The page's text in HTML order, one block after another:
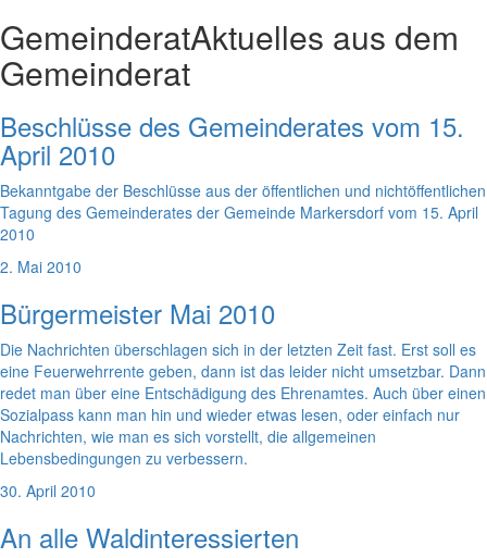
GemeinderatAktuelles aus dem
Gemeinderat
Beschlüsse des Gemeinderates vom 15.
April 2010
Bekanntgabe der Beschlüsse aus der öffentlichen und nichtöffentlichen
Tagung des Gemeinderates der Gemeinde Markersdorf vom 15. April
2010
2. Mai 2010
Bürgermeister Mai 2010
Die Nachrichten überschlagen sich in der letzten Zeit fast. Erst soll es
eine Feuerwehrrente geben, dann ist das leider nicht umsetzbar. Dann
redet man über eine Entschädigung des Ehrenamtes. Auch über einen
Sozialpass kann man hin und wieder etwas lesen, oder einfach nur
Nachrichten, wie man es sich vorstellt, die allgemeinen
Lebensbedingungen zu verbessern.
30. April 2010
An alle Waldinteressierten